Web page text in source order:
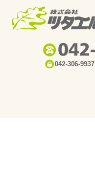
042-306-9937